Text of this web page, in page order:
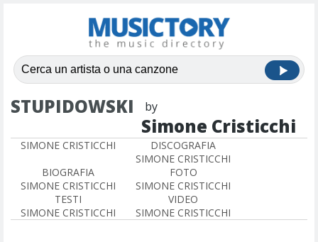
STUPIDOWSKI by
Simone Cristicchi
SIMONE CRISTICCHI
DISCOGRAFIA
SIMONE CRISTICCHI
BIOGRAFIA
SIMONE CRISTICCHI
FOTO
SIMONE CRISTICCHI
TESTI
SIMONE CRISTICCHI
VIDEO
SIMONE CRISTICCHI